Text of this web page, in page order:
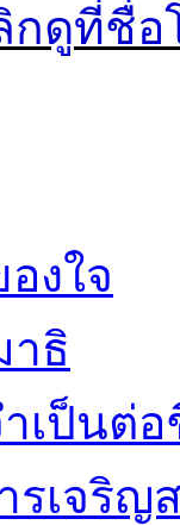
กดูที่ชื่อ
งใจ
าธิ
เป็นต่
รเจริญ